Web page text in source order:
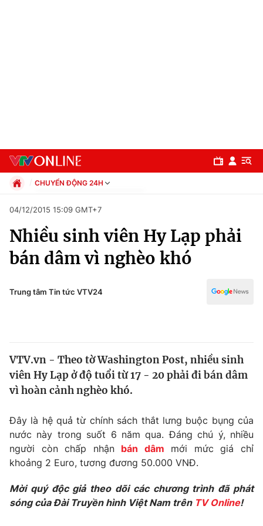
Chuyên mục
Chính trị
Xã hội
Y tế
Tin tức
Thế giới đó đây
Kinh tế
Tài chính
Thị trường
Góc doanh nghiệp
Dữ liệu và đời sống
Truyền hình
CHUYỂN ĐỘNG 24H
Xã hội
Pháp luật
Thể thao
Văn hóa - Giải trí
Giáo dục
04/12/2015 15:09 GMT+7
Nhiều sinh viên Hy Lạp phải
bán dâm vì nghèo khó
Trung tâm Tin tức VTV24
VTV.vn - Theo tờ Washington Post, nhiều sinh
viên Hy Lạp ở độ tuổi từ 17 - 20 phải đi bán dâm
vì hoàn cảnh nghèo khó.
Đây là hệ quả từ chính sách thắt lưng buộc bụng của
nước này trong suốt 6 năm qua. Đáng chú ý, nhiều
người còn chấp nhận bán dâm mới mức giá chỉ
khoảng 2 Euro, tương đương 50.000 VNĐ.
Mời quý độc giả theo dõi các chương trình đã phát
sóng của Đài Truyền hình Việt Nam trên TV Online!